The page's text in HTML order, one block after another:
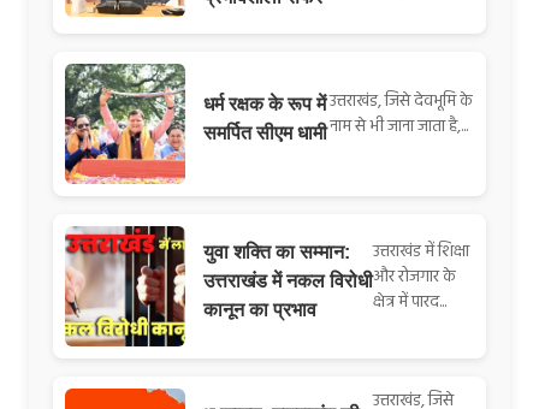
धर्म रक्षक के रूप में
समर्पित सीएम धामी
उत्तराखंड, जिसे देवभूमि के
नाम से भी जाना जाता है,...
युवा शक्ति का सम्मान:
उत्तराखंड में नकल विरोधी
कानून का प्रभाव
उत्तराखंड में शिक्षा
और रोजगार के
क्षेत्र में पारद...
उत्तराखंड, जिसे